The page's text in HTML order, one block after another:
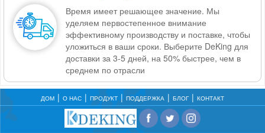
Время имеет решающее значение. Мы
уделяем первостепенное внимание
эффективному производству и поставке, чтобы
уложиться в ваши сроки. Выберите DeKing для
доставки за 3-5 дней, на 50% быстрее, чем в
среднем по отрасли
ДОМ О НАС ПРОДУКТ ПОДДЕРЖКА БЛОГ КОНТАКТ